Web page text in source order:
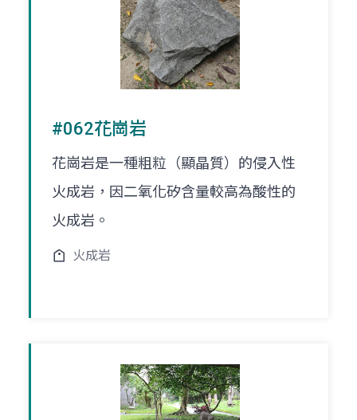
#062花崗岩
花崗岩是一種粗粒（顯晶質）的侵入性
火成岩，因二氧化矽含量較高為酸性的
火成岩。
火成岩